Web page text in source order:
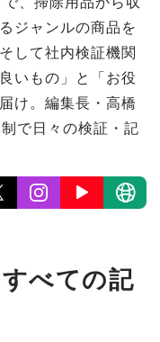
ジャンルの商品を
して社内検証機関
いもの」と「お役
け。編集長・高橋
で日々の検証・記
べての記